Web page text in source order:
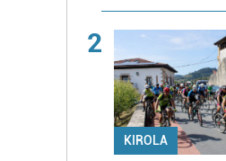
2
KIROLA